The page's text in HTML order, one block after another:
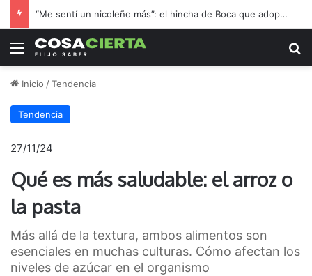
“Me sentí un nicoleño más”: el hincha de Boca que adoptó a Regatas en la final por el ascenso
Menú
Inicio /Tendencia
Tendencia
27/11/24
Qué es más saludable: el arroz o
la pasta
Más allá de la textura, ambos alimentos son
esenciales en muchas culturas. Cómo afectan los
niveles de azúcar en el organismo